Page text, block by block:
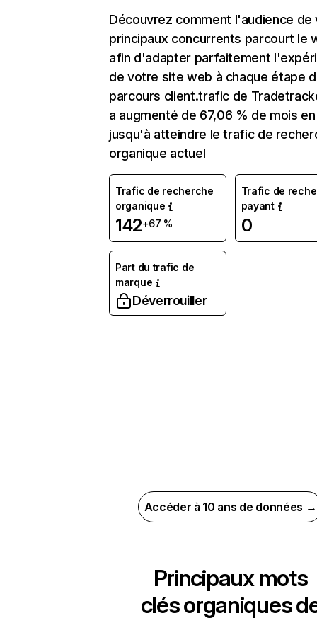
Découvrez comment l'audience de
principaux concurrents parcourt le
afin d'adapter parfaitement
de votre site web à chaque étape
parcours client.trafic de
a augmenté de 67,06 % de mois
jusqu'à atteindre le trafic de
organique actuel
Trafic de recherche
organique
142+67 %
Trafic de
payant
0
Part du trafic de
marque
Déverrouiller
Accéder à 10 ans de données →
Principaux mots
clés organiques